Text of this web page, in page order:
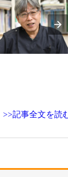
>>記事全文を読